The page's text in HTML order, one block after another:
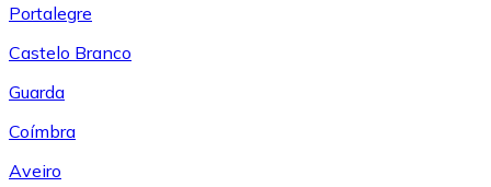
Portalegre
Castelo Branco
Guarda
Coímbra
Aveiro